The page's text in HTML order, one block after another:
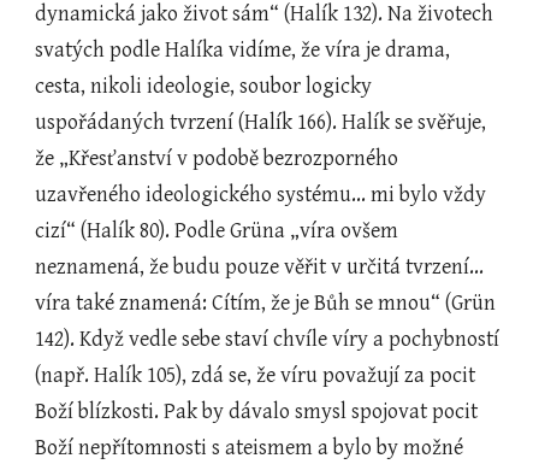
dynamická jako život sám“ (Halík 132). Na životech
svatých podle Halíka vidíme, že víra je drama,
cesta, nikoli ideologie, soubor logicky
uspořádaných tvrzení (Halík 166). Halík se svěřuje,
že „Křesťanství v podobě bezrozporného
uzavřeného ideologického systému... mi bylo vždy
cizí“ (Halík 80). Podle Grüna „víra ovšem
neznamená, že budu pouze věřit v určitá tvrzení...
víra také znamená: Cítím, že je Bůh se mnou“ (Grün
142). Když vedle sebe staví chvíle víry a pochybností
(např. Halík 105), zdá se, že víru považují za pocit
Boží blízkosti. Pak by dávalo smysl spojovat pocit
Boží nepřítomnosti s ateismem a bylo by možné